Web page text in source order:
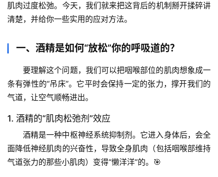
肌肉过度松弛。今天，我们就来把这背后的机制掰开揉碎讲
清楚，并给你一些实用的应对方法。
一、酒精是如何“放松”你的呼吸道的？
要理解这个问题，我们可以把咽喉部位的肌肉想象成一
条有弹性的“吊床”。它平时会保持一定的张力，撑开我们的
气道，让空气顺畅进出。
1. 酒精的“肌肉松弛剂”效应
酒精是一种中枢神经系统抑制剂。它进入身体后，会全
面降低神经肌肉的兴奋性，导致全身肌肉（包括咽喉部维持
气道张力的那些小肌肉）变得“懒洋洋”的。🎯